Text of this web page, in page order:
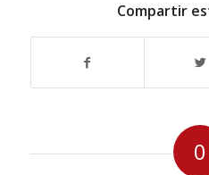
Compartir
0